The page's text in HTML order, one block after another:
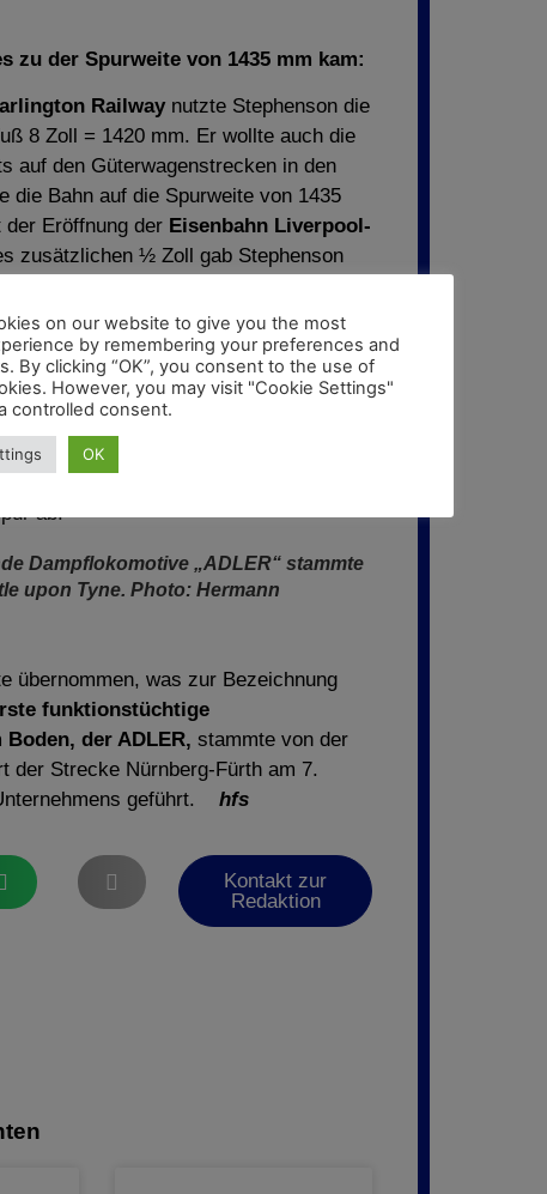
zu der Spurweite von 1435 mm kam:
Railway nutzte Stephenson die
8 Zoll = 1420 mm. Er wollte auch die
auf den Güterwagenstrecken in den
die Bahn auf die Spurweite von 1435
Eröffnung der Eisenbahn Liverpool-
zusätzlichen ½ Zoll gab Stephenson
das Hängenbleiben in Kurven
1846 fest, dass neue Eisenbahnen in
½ Zoll (1435 mm) und in Irland mit
gebaut werden. Nach einer
wurden mit drei Schienen
fahrende
ab.
Dampflokomotive „ADLER“ stammte
upon Tyne. Photo: Hermann
übernommen, was zur Bezeichnung
funktionstüchtige
der ADLER, stammte von der
der Strecke Nürnberg-Fürth am 7.
geführt. hfs
Kontakt zur
Redaktion
on our website to give you the most
by remembering your preferences and
By clicking “OK”, you consent to the use of
However, you may visit "Cookie Settings"
controlled consent.
OK